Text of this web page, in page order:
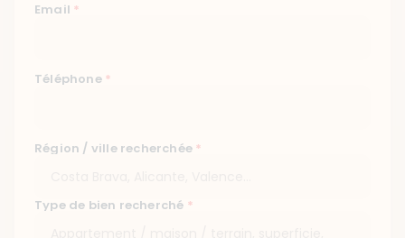
Email *
Téléphone *
Région / ville recherchée *
Type de bien recherché *